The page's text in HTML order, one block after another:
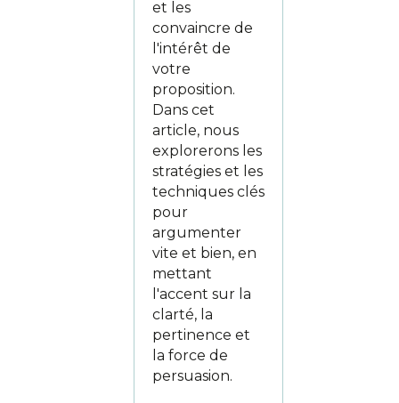
et les
convaincre de
l'intérêt de
votre
proposition.
Dans cet
article, nous
explorerons les
stratégies et les
techniques clés
pour
argumenter
vite et bien, en
mettant
l'accent sur la
clarté, la
pertinence et
la force de
persuasion.